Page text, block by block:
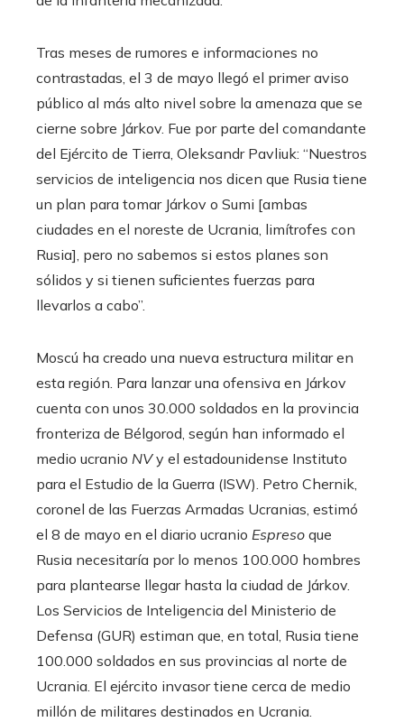
Tras meses de rumores e informaciones no
contrastadas, el 3 de mayo llegó el primer aviso
público al más alto nivel sobre la amenaza que se
cierne sobre Járkov. Fue por parte del comandante
del Ejército de Tierra, Oleksandr Pavliuk: “Nuestros
servicios de inteligencia nos dicen que Rusia tiene
un plan para tomar Járkov o Sumi [ambas
ciudades en el noreste de Ucrania, limítrofes con
Rusia], pero no sabemos si estos planes son
sólidos y si tienen suficientes fuerzas para
llevarlos a cabo”.
Moscú ha creado una nueva estructura militar en
esta región. Para lanzar una ofensiva en Járkov
cuenta con unos 30.000 soldados en la provincia
fronteriza de Bélgorod, según han informado el
medio ucranio NVy el estadounidense Instituto
para el Estudio de la Guerra (ISW). Petro Chernik,
coronel de las Fuerzas Armadas Ucranias, estimó
el 8 de mayo en el diario ucranio Espreso que
Rusia necesitaría por lo menos 100.000 hombres
para plantearse llegar hasta la ciudad de Járkov.
Los Servicios de Inteligencia del Ministerio de
Defensa (GUR) estiman que, en total, Rusia tiene
100.000 soldados en sus provincias al norte de
Ucrania. El ejército invasor tiene cerca de medio
millón de militares destinados en Ucrania.